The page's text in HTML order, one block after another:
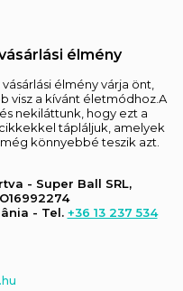
élmény
élmény várja önt,
visz a kívánt életmódhoz.A
nekiláttunk, hogy ezt a
tápláljuk, amelyek
könnyebbé teszik azt.
- Super Ball SRL,
- Tel. +36 13 237 534